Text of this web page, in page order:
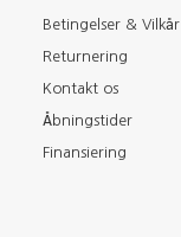
Betingelser & Vilkår
Returnering
Kontakt os
Åbningstider
Finansiering